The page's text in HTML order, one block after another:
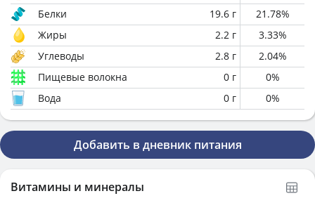
Белки
19.6 г 21.78%
Жиры
2.2 г 3.33%
Углеводы
2.8 г 2.04%
Пищевые волокна
0 г 0%
Вода
0 г 0%
Добавить в дневник питания
Витамины и минералы